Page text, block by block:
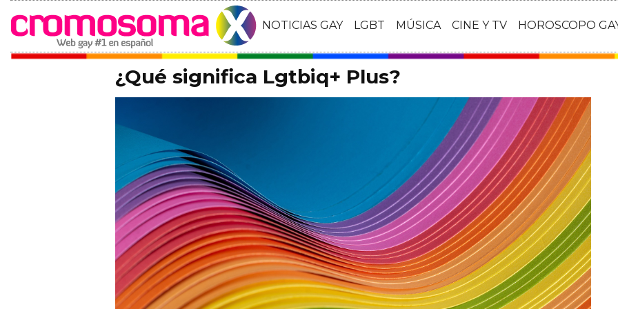
NOTICIAS GAY LGBT MÚSICA CINE Y TV HOROSCOPO
¿Qué significa Lgtbiq+ Plus?